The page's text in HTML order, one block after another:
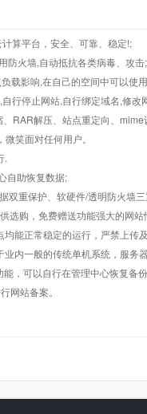
算平台，安全、可靠、稳定!;
防火墙,自动抵抗各类病毒、攻击;
载影响,在自己的空间中可以使
行停止网站,自行绑定域名,修改
RAR解压、站点重定向、
笑面对任何用户。
.
自助恢复数据;
双重保护、软硬件/透明防火墙
选购，免费赠送功能强大的网
能正常稳定的运行，严禁上传
内一般的传统单机系统，服务
，可以自行在管理中心恢复备份
网站备案。